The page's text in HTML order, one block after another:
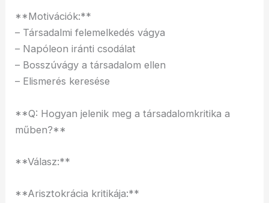
**Motivációk:**
– Társadalmi felemelkedés vágya
– Napóleon iránti csodálat
– Bosszúvágy a társadalom ellen
– Elismerés keresése
**Q: Hogyan jelenik meg a társadalomkritika a
műben?**
**Válasz:**
**Arisztokrácia kritikája:**